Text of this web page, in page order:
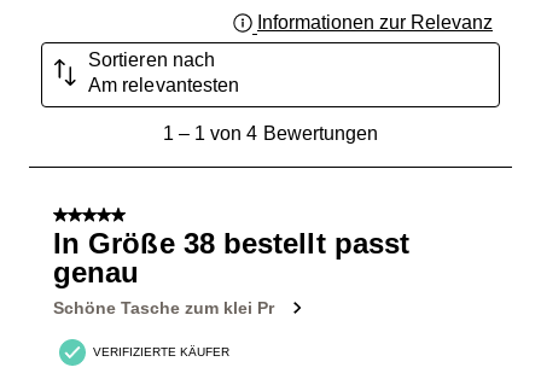
Informationen zur Relevanz
Sortieren nach
Am relevantesten
von
Bewertungen.
1– 1 von 4 Bewertungen
5 von 5 Sternen.
In Größe 38 bestellt passt
genau
Schöne Tasche zum klei Pr
VERIFIZIERTE KÄUFER